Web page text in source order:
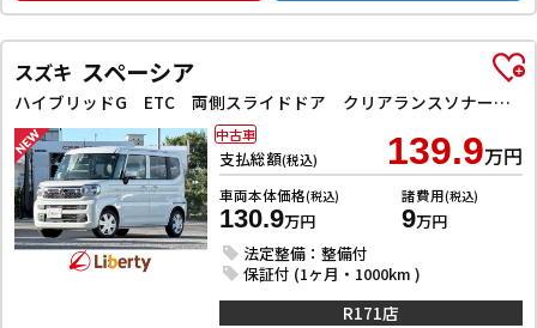
スズキ スペーシア
ハイブリッドG ETC 両側スライドドア クリアランスソナー オートライト スマートキー アイドリングストップ 電動格納ミラー ベンチシート CVT エアコン
支払総額(税込) 139.9万円
車両本体価格(税込)
130.9万円
諸費用(税込)
9万円
法定整備：整備付
保証付 (1ヶ月・1000km )
中古車
R171店